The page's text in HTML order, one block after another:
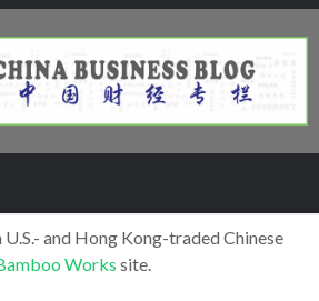
and Hong Kong-traded Chinese
Works site.